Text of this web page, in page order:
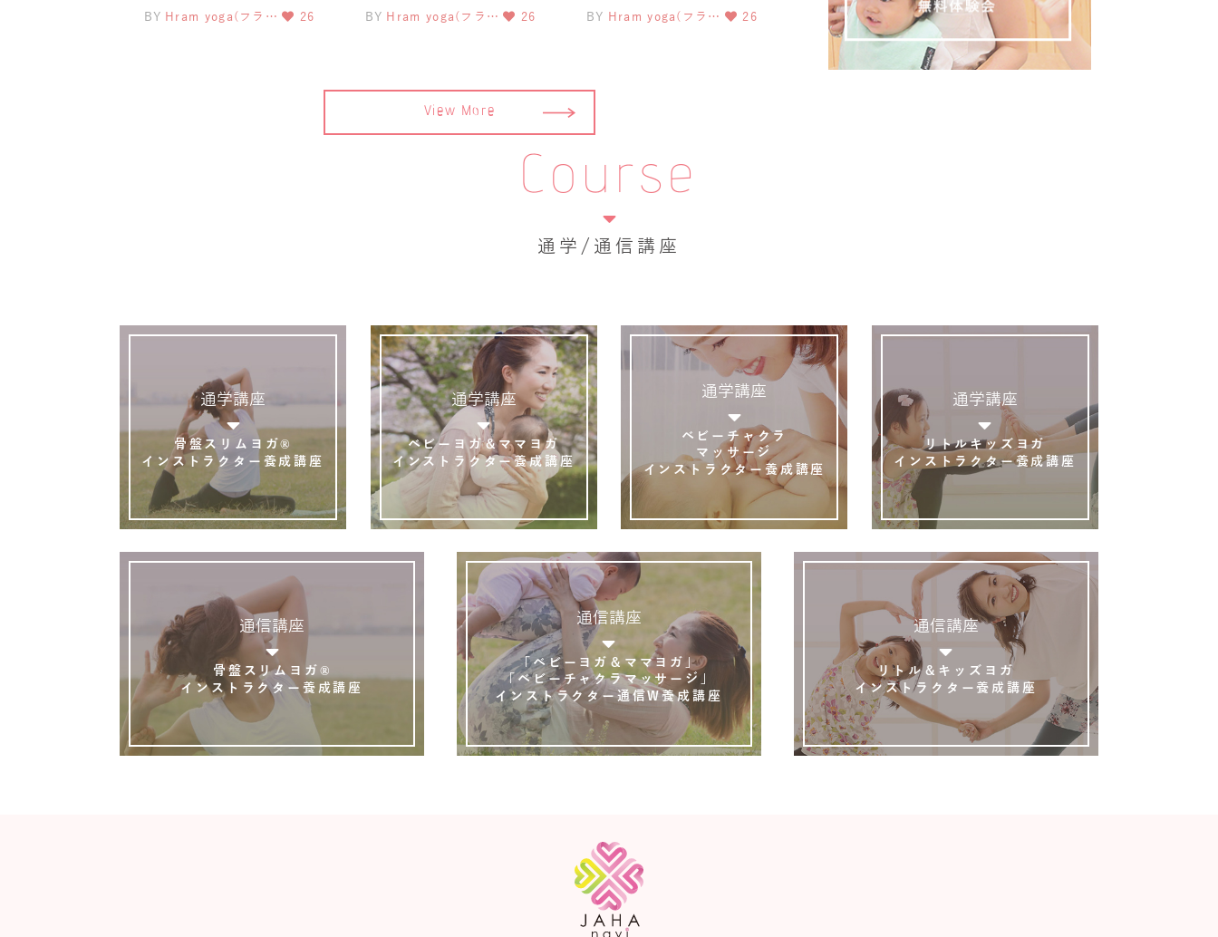
て中で
BY Hram yoga(フラ… 26
ヨガ
BY Hram yoga(フラ… 26
コントロールにつながる☆集中
BY Hram yoga(フラ… 26
View More
Course
通学/通信講座
通学講座
骨盤スリムヨガ®
インストラクター養成講座
通学講座
ベビーヨガ＆ママヨガ
インストラクター養成講座
通学講座
ベビーチャクラ
マッサージ
インストラクター養成講座
通学講座
リトルキッズヨガ
インストラクター養成講座
通信講座
骨盤スリムヨガ®
インストラクター養成講座
通信講座
「ベビーヨガ＆ママヨガ」
「ベビーチャクラマッサージ」
インストラクター通信W養成講座
通信講座
リトル＆キッズヨガ
インストラクター養成講座